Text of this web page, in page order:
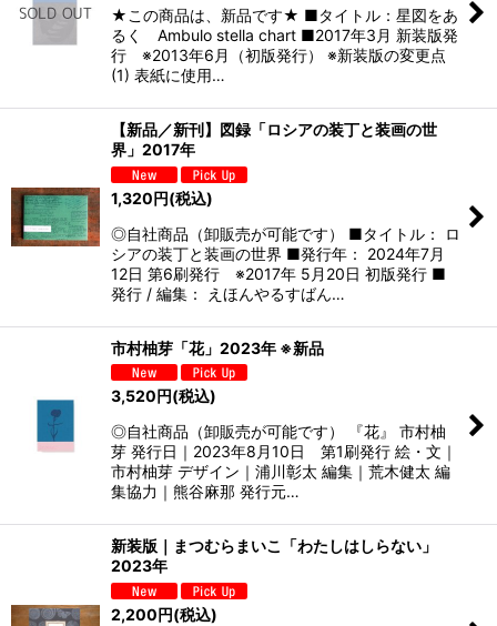
★この商品は、新品です★ ■タイトル：星図をあ
るく Ambulo stella chart ■2017年3月 新装版発
行 ※2013年6月（初版発行） ※新装版の変更点
(1) 表紙に使用…
【新品／新刊】図録「ロシアの装丁と装画の世
界」2017年
1,320円(税込)
◎自社商品（卸販売が可能です） ■タイトル： ロ
シアの装丁と装画の世界 ■発行年： 2024年7月
12日 第6刷発行 ※2017年 5月20日 初版発行 ■
発行 / 編集： えほんやるすばん…
市村柚芽「花」2023年 ※新品
3,520円(税込)
◎自社商品（卸販売が可能です） 『花』 市村柚
芽 発行日｜2023年8月10日 第1刷発行 絵・文｜
市村柚芽 デザイン｜浦川彰太 編集｜荒木健太 編
集協力｜熊谷麻那 発行元…
新装版｜まつむらまいこ「わたしはしらない」
2023年
2,200円(税込)